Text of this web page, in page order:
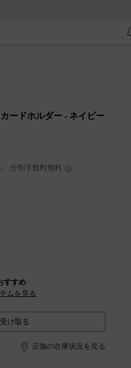
ードホルダー - ネイビー
分割手数料無料
すすめ
ムを見る
け取る
店舗の在庫状況を見る